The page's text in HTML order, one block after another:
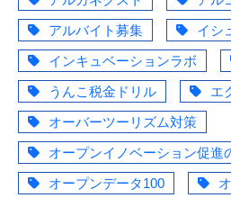
アルバイト募集
イシ
インキュベーションラボ
うんこ税金ドリル
エ
オーバーツーリズム対策
オープンイノベーション促進
オープンデータ100